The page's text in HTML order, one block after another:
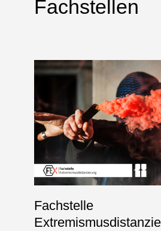
Fachstellen
Fachstelle